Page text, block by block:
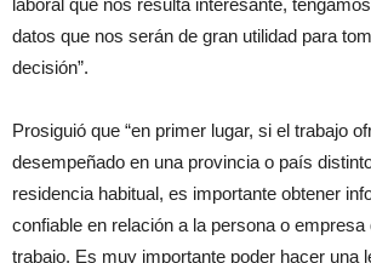
laboral que nos resulta interesante,
datos que nos serán de gran utilidad para
decisión”.
Prosiguió que “en primer lugar, si el trabajo
desempeñado en una provincia o país
residencia habitual, es importante obtener
confiable en relación a la persona o empresa
trabajo. Es muy importante poder hacer una